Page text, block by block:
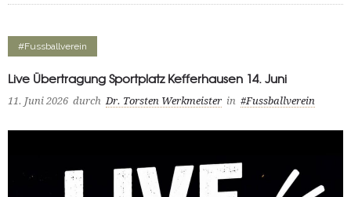
#Fussballverein
Live Übertragung Sportplatz Kefferhausen 14. Juni
11. Juni 2026 durch Dr. Torsten Werkmeister in #Fussballverein